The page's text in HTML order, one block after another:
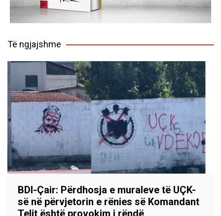
Të ngjajshme
BDI-Çair: Përdhosja e muraleve të UÇK-
së në përvjetorin e rënies së Komandant
Telit është provokim i rëndë